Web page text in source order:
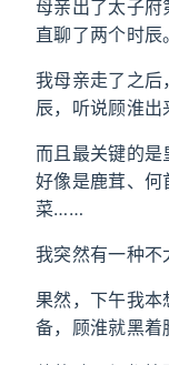
母亲出了太子
直聊了两个时辰。
我母亲走了之后
辰，听说顾淮出
而且最关键的是
好像是鹿茸、何
菜……
我突然有一种不
果然，下午我
备，顾淮就黑着